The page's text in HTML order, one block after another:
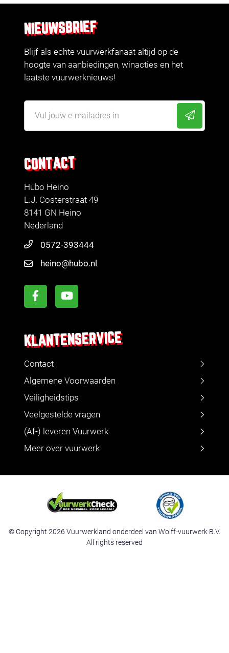
CONTACT
Hubo Heino
L.J. Costerstraat 49
8141 GN Heino
Nederland
0572-393444
heino@hubo.nl
KLANTENSERVICE
Contact
Algemene Voorwaarden
Veiligheidstips
Veelgestelde vragen
(Af-) leveren Vuurwerk
Meer over vuurwerk
NIEUWSBRIEF
Blijf als echte vuurwerkfanaat altijd op de
hoogte van aanbiedingen, winacties en het
laatste vuurwerknieuws!
© Copyright 2026 Vuurwerkland onderdeel van Wolff-vuurwerk B.V.
All rights reserved